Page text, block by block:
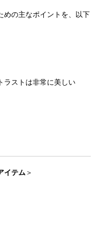
めの主なポイントを、以下
ラストは非常に美しい
イテム ＞